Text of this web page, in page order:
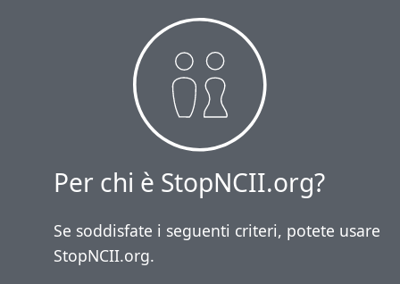
Per chi è StopNCII.org?
Se soddisfate i seguenti criteri, potete usare
StopNCII.org.